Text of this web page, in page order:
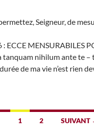
Seigneur, de
: ECCE MENSURABILES
tanquam nihilum ante te –
de ma vie n’est rien
1 2 SUIVANT